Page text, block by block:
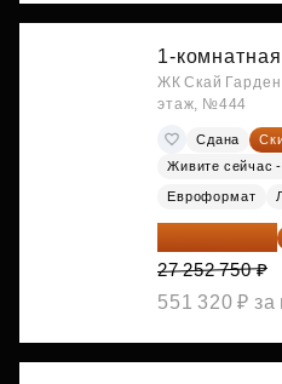
1-
ЖК Скай
этаж, №444
Сдана
Живите сейчас
Евроформат
23 982 420 ₽
27 252 750 ₽
551 320 ₽ за